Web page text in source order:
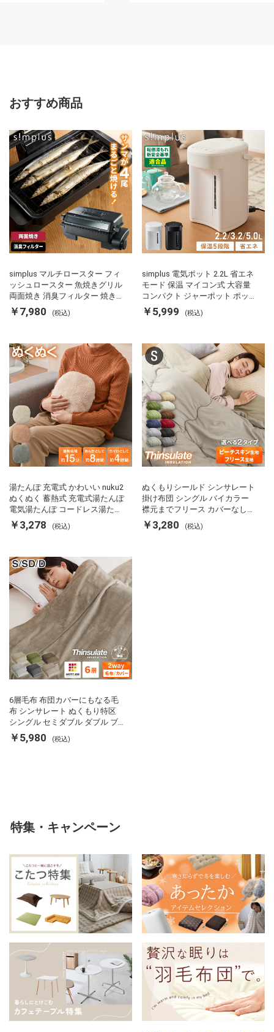
おすすめ商品
simplus マルチロースター フィ
ッシュロースター 魚焼きグリル
両面焼き 消臭フィルター 焼き魚
両面ヒーター タイマー付き SP-
FRS01 マットブラック シンプラ
￥7,980 (税込)
simplus 電気ポット 2.2L 省エネ
モード 保温 マイコン式 大容量
コンパクト ジャーポット ポット
カルキ抜き 空焚き防止 温度調節
軽量 SP-PD22 シンプラス
￥5,999 (税込)
湯たんぽ 充電式 かわいい nuku2
ぬくぬく 蓄熱式 充電式湯たんぽ
電気湯たんぽ コードレス湯たん
ぽ エコ 節電 節約 省エネ 充電式
エコ電気あんか EWT-2143 スリ
￥3,278 (税込)
ぬくもりシールド シンサレート
掛け布団 シングル バイカラー
襟元までフリース カバーなしで
使える 軽い 丸洗い 断熱 保温 抗
菌防臭 洗える 防ダニ 軽量 ホコ
￥3,280 (税込)
6層毛布 布団カバーにもなる毛
布 シンサレート ぬくもり特区
シングル セミダブル ダブル ブ
ランケット 掛け布団カバー フラ
ンネル 保温 蓄熱 吸湿 発熱 断熱
￥5,980 (税込)
特集・キャンペーン